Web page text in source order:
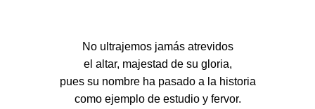
No ultrajemos jamás atrevidos
el altar, majestad de su gloria,
pues su nombre ha pasado a la historia
como ejemplo de estudio y fervor.